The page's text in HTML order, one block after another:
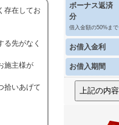
存在してお
る先がなく
施主様が
拾いあげて
ボーナス返済
分
借入金額の50%まで
お借入金利
お借入期間